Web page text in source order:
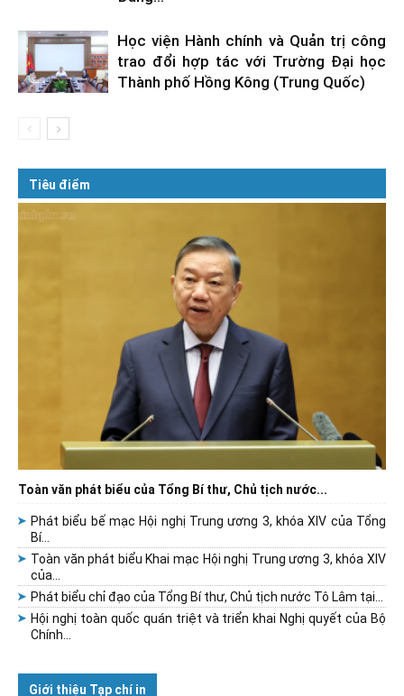
Học viện Hành chính và Quản trị công
trao đổi hợp tác với Trường Đại học
Thành phố Hồng Kông (Trung Quốc)
Tiêu điểm
Toàn văn phát biểu của Tổng Bí thư, Chủ tịch nước...
Phát biểu bế mạc Hội nghị Trung ương 3, khóa XIV của Tổng
Bí...
Toàn văn phát biểu Khai mạc Hội nghị Trung ương 3, khóa XIV
của...
Phát biểu chỉ đạo của Tổng Bí thư, Chủ tịch nước Tô Lâm tại...
Hội nghị toàn quốc quán triệt và triển khai Nghị quyết của Bộ
Chính...
Giới thiệu Tạp chí in